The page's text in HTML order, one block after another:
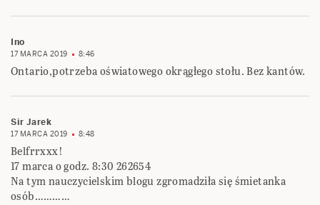
Ino
17 MARCA 2019 8:46
Ontario,potrzeba oświatowego okrągłego stołu. Bez kantów.
Sir Jarek
17 MARCA 2019 8:48
Belfrrxxx!
17 marca o godz. 8:30 262654
Na tym nauczycielskim blogu zgromadziła się śmietanka
osób…………